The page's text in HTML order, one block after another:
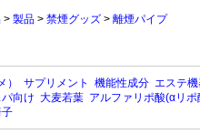
> 製品 > 禁煙グッズ > 離煙パイプ
サプリメント 機能性成分 エステ
向け 大麦若葉 アルファリポ酸(αリポ